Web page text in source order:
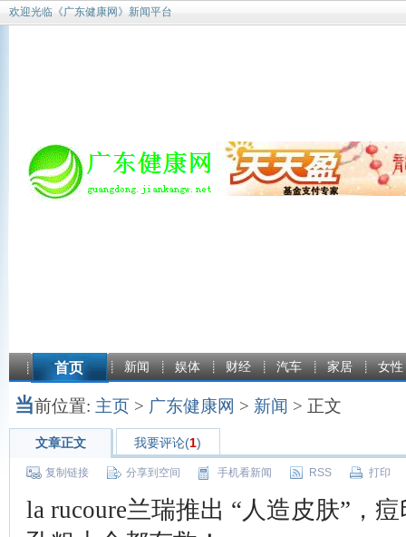
欢迎光临《广东健康网》新闻平台
首页 新闻 娱体 财经 汽车 家居 女性
当前位置: 主页 > 广东健康网 > 新闻 > 正文
文章正文 我要评论(1)
复制链接 分享到空间 手机看新闻 RSS 打印
la rucoure兰瑞推出 “人造皮肤”，